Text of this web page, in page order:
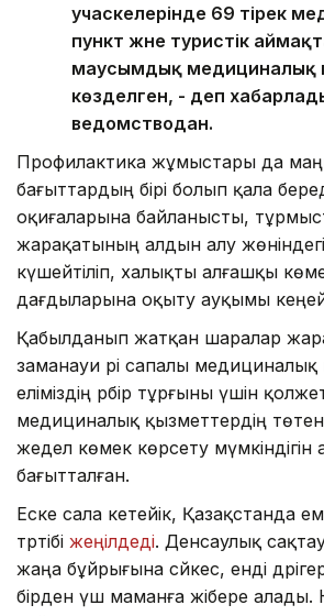
учаскелерінде 69 тірек
пункт және туристік
маусымдық медициналық
көзделген, - деп
ведомстводан.
Профилактика жұмыстары да
бағыттардың бірі болып қала
оқиғаларына байланысты,
жарақатының алдын алу
күшейтіліп, халықты алғашқы
дағдыларына оқыту ауқымы
Қабылданып жатқан шаралар
заманауи әрі сапалы медициналық
еліміздің әрбір тұрғыны үшін
медициналық қызметтердің
жедел көмек көрсету мүмкіндігін
бағытталған.
Еске сала кетейік, Қазақстанда
тәртібі жеңілдеді. Денсаулық
жаңа бұйрығына сәйкес, енді
бірден үш маманға жібере алады.